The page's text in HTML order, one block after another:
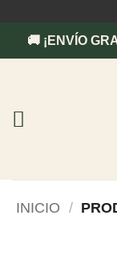
contenido
🚚 ¡ENVÍO
INICIO /